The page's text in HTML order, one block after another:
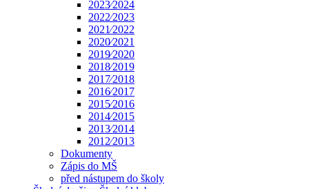
2023⁄2024
2022⁄2023
2021⁄2022
2020⁄2021
2019⁄2020
2018⁄2019
2017⁄2018
2016⁄2017
2015⁄2016
2014⁄2015
2013⁄2014
2012⁄2013
Dokumenty
Zápis do MŠ
před nástupem do školy